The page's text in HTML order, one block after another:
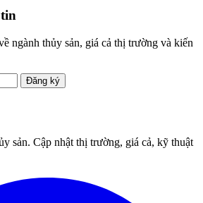
ngành thủy sản, giá cả thị trường và kiến
Đăng ký
sản. Cập nhật thị trường, giá cả, kỹ thuật